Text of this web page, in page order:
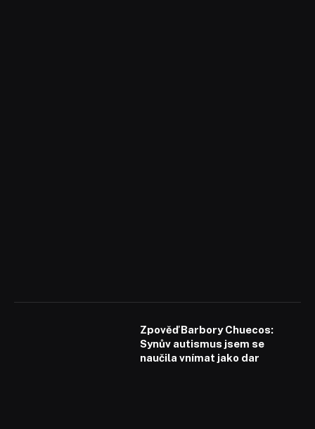
Zpověď Barbory Chuecos:
Synův autismus jsem se
naučila vnímat jako dar